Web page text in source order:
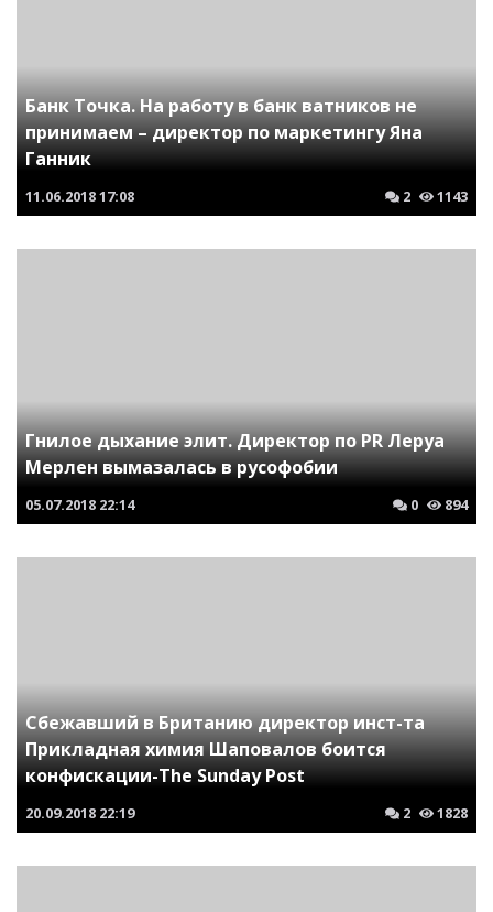
Банк Точка. На работу в банк ватников не
принимаем – директор по маркетингу Яна
Ганник
11.06.201817:08 2 1143
Гнилое дыхание элит. Директор по PR Леруа
Мерлен вымазалась в русофобии
05.07.2018 22:14 0 894
Сбежавший в Британию директор инст-та
Прикладная химия Шаповалов боится
конфискации-The Sunday Post
20.09.2018 22:19 2 1828